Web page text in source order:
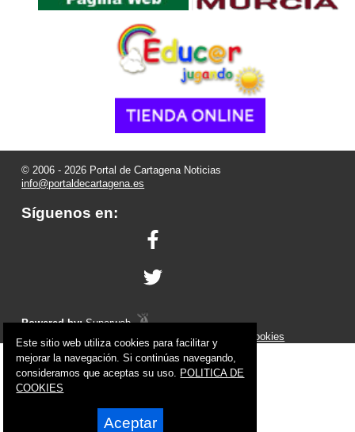
© 2006 - 2026 Portal de Cartagena Noticias
info@portaldecartagena.es
Síguenos en:
Powered by:Superweb
Aviso Legal- Política de Privacidad -Política de Cookies
Este sitio web utiliza cookies para facilitar y
mejorar la navegación. Si continúas navegando,
consideramos que aceptas su uso. POLITICA DE
COOKIES
Aceptar